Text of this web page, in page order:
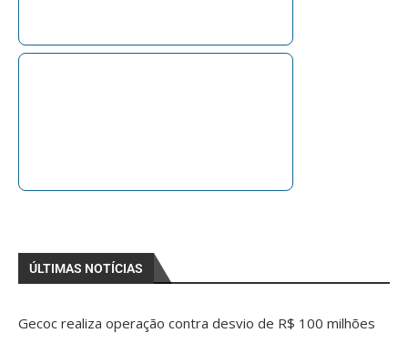
ÚLTIMAS NOTÍCIAS
Gecoc realiza operação contra desvio de R$ 100 milhões